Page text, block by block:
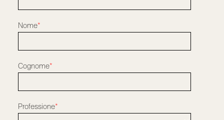
Nome*
Cognome*
Professione*